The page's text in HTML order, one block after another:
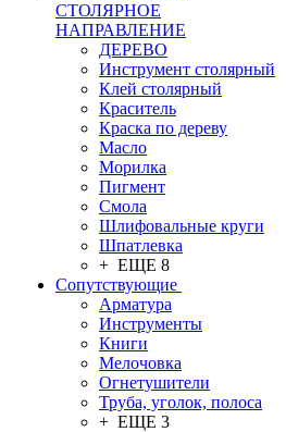
СТОЛЯРНОЕ
НАПРАВЛЕНИЕ
ДЕРЕВО
Инструмент столярный
Клей столярный
Краситель
Краска по дереву
Масло
Морилка
Пигмент
Смола
Шлифовальные круги
Шпатлевка
+ ЕЩЕ 8
Сопутствующие
Арматура
Инструменты
Книги
Мелочовка
Огнетушители
Труба, уголок, полоса
+ ЕЩЕ 3